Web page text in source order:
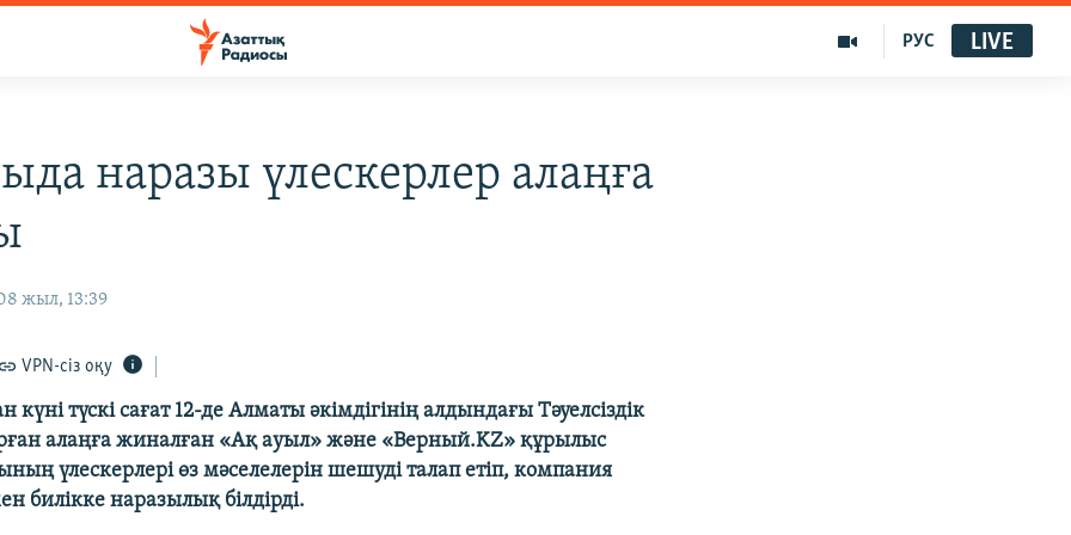
РУС LIVE
наразы үлескерлер алаңға
жыл, 13:39
VPN-сіз оқу
күні түскі сағат 12-де Алматы әкімдігінің алдындағы Тәуелсіздік
алаңға жиналған «Ақ ауыл» және «Верный.KZ» құрылыс
үлескерлері өз мәселелерін шешуді талап етіп, компания
билікке наразылық білдірді.